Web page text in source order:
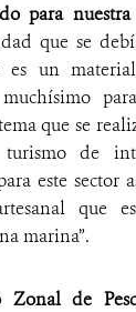
para nuestra
que se
es un
que se
de
este sector
que
marina”.
Zonal de